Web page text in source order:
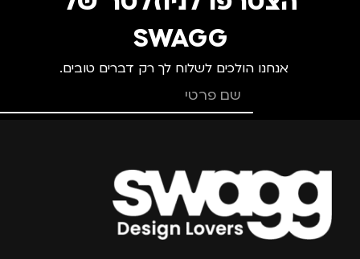
SWAGG
אנחנו הולכים לשלוח לך רק דברים טובים.
צרפו אותי למועדון